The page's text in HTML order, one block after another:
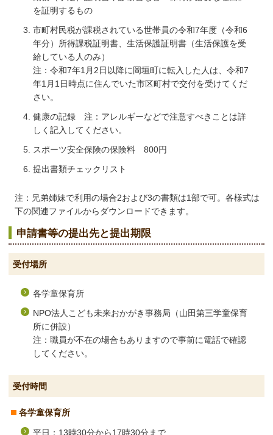
を証明するもの
市町村民税が課税されている世帯員の令和7年度（令和6
年分）所得課税証明書、生活保護証明書（生活保護を受
給している人のみ）
注：令和7年1月2日以降に岡垣町に転入した人は、令和7
年1月1日時点に住んでいた市区町村で交付を受けてくだ
さい。
健康の記録 注：アレルギーなどで注意すべきことは詳
しく記入してください。
スポーツ安全保険の保険料 800円
提出書類チェックリスト
注：兄弟姉妹で利用の場合2および3の書類は1部で可。各様式は
下の関連ファイルからダウンロードできます。
申請書等の提出先と提出期限
受付場所
各学童保育所
NPO法人こども未来おかがき事務局（山田第三学童保育
所に併設）
注：職員が不在の場合もありますので事前に電話で確認
してください。
受付時間
各学童保育所
平日：13時30分から17時30分まで